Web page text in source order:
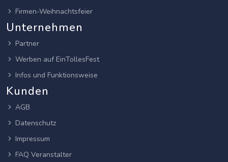
Firmen-Weihnachtsfeier
Unternehmen
Partner
Werben auf EinTollesFest
Infos und Funktionsweise
Kunden
AGB
Datenschutz
Impressum
FAQ Veranstalter